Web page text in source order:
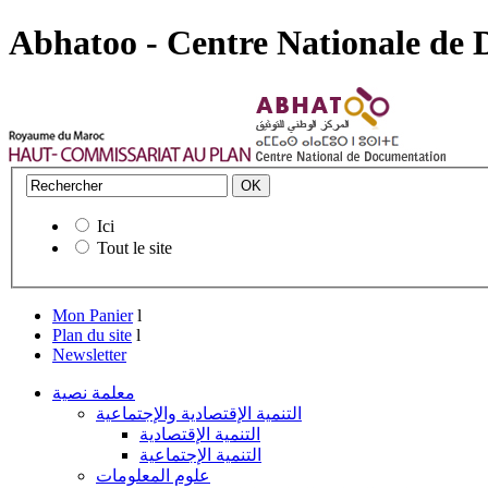
Abhatoo - Centre Nationale de
Ici
Tout le site
Mon Panier l
Plan du site l
Newsletter
معلمة نصية
التنمية الإقتصادية والإجتماعية
التنمية الإقتصادية
التنمية الإجتماعية
علوم المعلومات